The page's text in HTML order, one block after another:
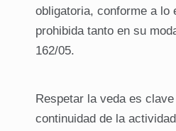
obligatoria, conforme a lo
prohibida tanto en su
162/05.
Respetar la veda es
continuidad de la